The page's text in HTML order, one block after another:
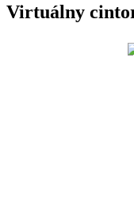
Virtuálny